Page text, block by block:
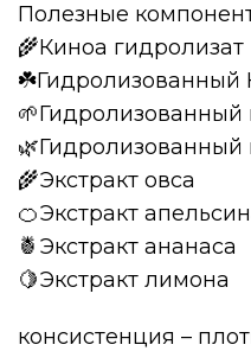
Полезные
🌾Киноа гидролизат
☘️Гидролизованный
🌱Гидролизованный
🌾Экстракт овса
🍊Экстракт
🍍Экстракт ананаса
🍋Экстракт лимона
консистенция –